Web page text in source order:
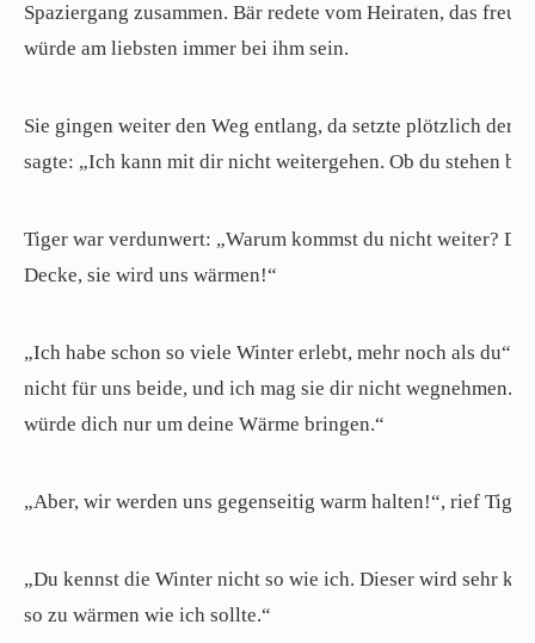
Spaziergang zusammen. Bär redete vom Heiraten, das
würde am liebsten immer bei ihm sein.
Sie gingen weiter den Weg entlang, da setzte plötzlich der
sagte: „Ich kann mit dir nicht weitergehen. Ob du stehen
Tiger war verdunwert: „Warum kommst du nicht weiter?
Decke, sie wird uns wärmen!“
„Ich habe schon so viele Winter erlebt, mehr noch als du“,
nicht für uns beide, und ich mag sie dir nicht wegnehmen.
würde dich nur um deine Wärme bringen.“
„Aber, wir werden uns gegenseitig warm halten!“, rief Tiger.
„Du kennst die Winter nicht so wie ich. Dieser wird sehr
so zu wärmen wie ich sollte.“